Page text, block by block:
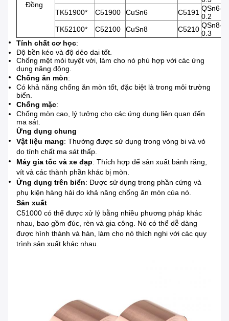
Đồng
TK51900*
C51900 CuSn6 C5191 QSn6-
0.2
TK52100*
C52100 CuSn8 C5210 QSn8-
0.3
Tính chất cơ học:
Độ bền kéo và độ dẻo dai tốt.
Chống mệt mỏi tuyệt vời, làm cho nó phù hợp với các ứng
dụng năng động.
Chống ăn mòn:
Có khả năng chống ăn mòn tốt, đặc biệt là trong môi trường
biển.
Chống mặc:
Chống mòn cao, lý tưởng cho các ứng dụng liên quan đến
ma sát.
Ứng dụng chung
Vật liệu mang: Thường được sử dụng trong vòng bi và vỏ
do tính chất ma sát thấp.
Máy gia tốc và xe đạp: Thích hợp để sản xuất bánh răng,
vít và các thành phần khác bị mòn.
Ứng dụng trên biển: Được sử dụng trong phần cứng và
phụ kiện hàng hải do khả năng chống ăn mòn của nó.
Sản xuất
C51000 có thể được xử lý bằng nhiều phương pháp khác
nhau, bao gồm đúc, rèn và gia công. Nó có thể dễ dàng
được hình thành và hàn, làm cho nó thích nghi với các quy
trình sản xuất khác nhau.